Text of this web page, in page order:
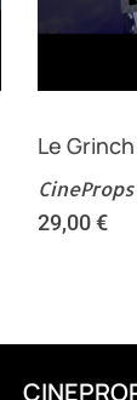
Le
29,00€